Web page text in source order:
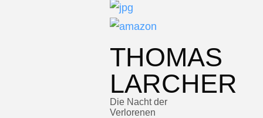
THOMAS
LARCHER
Die Nacht der
Verlorenen